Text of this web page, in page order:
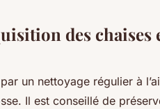
des chaises
un nettoyage régulier à
Il est conseillé de